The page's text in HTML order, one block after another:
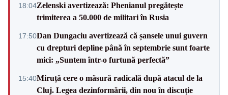
18:04Zelenski avertizează: Phenianul pregătește
trimiterea a 50.000 de militari în Rusia
17:50Dan Dungaciu avertizează că șansele unui guvern
cu drepturi depline până în septembrie sunt foarte
mici: „Suntem într-o furtună perfectă”
15:40Miruță cere o măsură radicală după atacul de la
Cluj. Legea dezinformării, din nou în discuție